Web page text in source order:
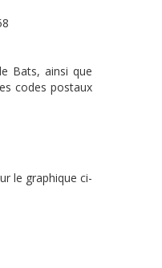
Bats, ainsi que
codes postaux
le graphique ci-